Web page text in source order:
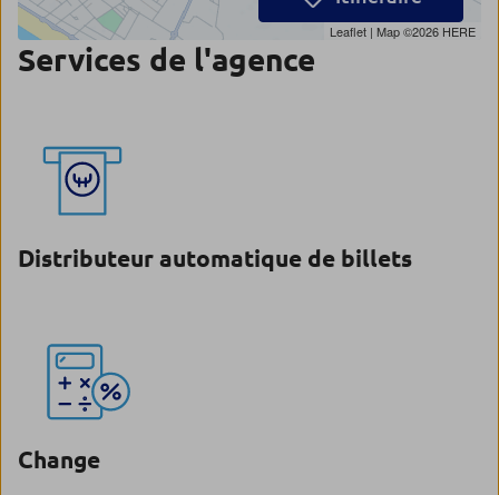
Leaflet | Map ©2026 HERE
Services de l'agence
Distributeur automatique de billets
Change